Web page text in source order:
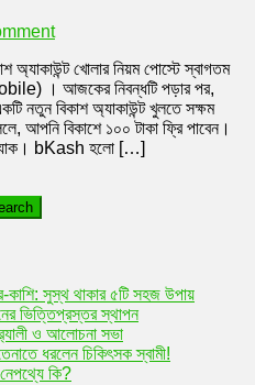
on
একাউন্ট
খোলার
নিয়ম
(create
bkash
অ্যাকাউন্ট খোলার নিয়ম পোস্টে স্বাগতম
। আজকের নিবন্ধটি পড়ার পর,
নতুন বিকাশ অ্যাকাউন্ট খুলতে সক্ষম
আপনি বিকাশে ১০০ টাকা ফ্রি পাবেন।
যাক। bKash হলো […]
কাশি: সুস্থ থাকার ৫টি সহজ উপায়
ভিত্তিপ্রস্তর স্থাপন
র‌্যালী ও আলোচনা সভা
ধরলেন চিকিৎসক স্বামী!
নেপথ্যে কি?